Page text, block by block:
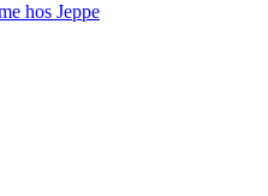
hos Jeppe